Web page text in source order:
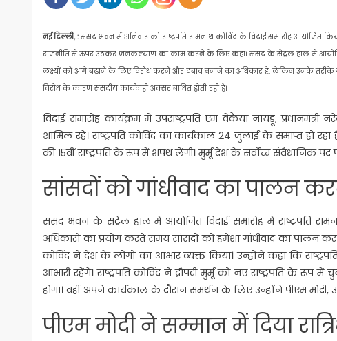
नई दिल्ली, :संसद भवन में शनिवार को राष्ट्रपति रामनाथ कोविंद के विदाई समारोह आयोजित
राजनीति से ऊपर उठकर जनकल्याण का काम करने के लिए कहा। संसद के सेंट्रल हाल में
लक्ष्यों को आगे बढ़ाने के लिए विरोध करने और दबाव बनाने का अधिकार है, लेकिन उनके तरीके
विरोध के कारण संसदीय कार्यवाही अक्सर बाधित होती रही है।
विदाई समारोह कार्यक्रम में उपराष्ट्रपति एम वेंकैया नायडू,
शामिल रहे। राष्ट्रपति कोविंद का कार्यकाल 24 जुलाई के समाप्त हो रहा
की 15वीं राष्ट्रपति के रूप में शपथ लेंगी। मुर्मू देश के सर्वोच्च संवैधानिक पद
सांसदों को गांधीवाद का पालन
संसद भवन के संट्रेल हाल में आयोजित विदाई समारोह में राष्ट्रपति
अधिकारों का प्रयोग करते समय सांसदों को हमेशा गांधीवाद का पालन
कोविंद ने देश के लोगों का आभार व्यक्त किया। उन्होंने कहा कि
आभारी रहेंगे। राष्ट्रपति कोविंद ने द्रौपदी मुर्मू को नए राष्ट्रपति के
होगा। वहीं अपने कार्यकाल के दौरान समर्थन के लिए उन्होंने पीएम मोदी,
पीएम मोदी ने सम्मान में दिया